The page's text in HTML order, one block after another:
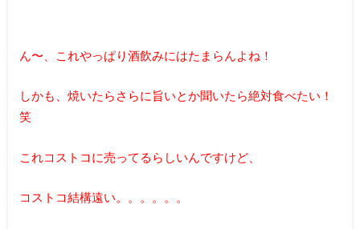
ん〜、これやっぱり酒飲みにはたまらんよね！
しかも、焼いたらさらに旨いとか聞いたら絶対食べたい！
笑
これコストコに売ってるらしいんですけど、
コストコ結構遠い。。。。。。